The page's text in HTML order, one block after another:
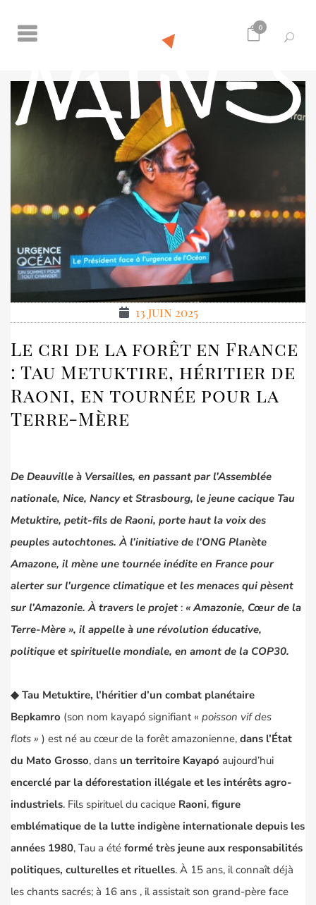
0
13 juin 2025
Le cri de la forêt en France
: Tau Metuktire, héritier de
Raoni, en tournée pour la
Terre-Mère
De Deauville à Versailles, en passant par l’Assemblée
nationale, Nice, Nancy et Strasbourg, le jeune cacique Tau
Metuktire, petit-fils de Raoni, porte haut la voix des
peuples autochtones. À l’initiative de l’ONG Planète
Amazone, il mène une tournée inédite en France pour
alerter sur l’urgence climatique et les menaces qui pèsent
sur l’Amazonie. À travers le projet : «Amazonie, Cœur de la
Terre-Mère », il appelle à une révolution éducative,
politique et spirituelle mondiale, en amont de la COP30.
◆ Tau Metuktire, l’héritier d’un combat planétaire
Bepkamro (son nom kayapó signifiant « poisson vif des
flots » ) est né au cœur de la forêt amazonienne, dans l’État
du Mato Grosso, dans un territoire Kayapó aujourd’hui
encerclé par la déforestation illégale et les intérêts agro-
industriels. Fils spirituel du cacique Raoni, figure
emblématique de la lutte indigène internationale depuis les
années 1980, Tau a été formé très jeune aux responsabilités
politiques, culturelles et rituelles. À 15 ans, il connaît déjà
les chants sacrés; à 16 ans , il assistait son grand-père face